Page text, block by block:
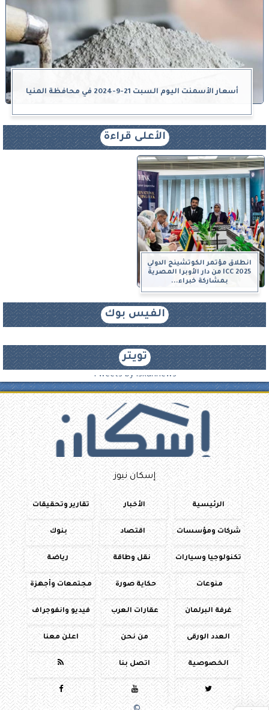
أسعار الأسمنت اليوم السبت 21-9-2024 في محافظة المنيا
الأعلى قراءة
انطلاق مؤتمر الكوتشينج الدولي
ICC 2025 من دار الأوبرا المصرية
بمشاركة خبراء...
الفيس بوك
تويتر
Tweets by iskannews
إسكان نيوز
الرئيسية الأخبار تقارير وتحقيقات
شركات ومؤسسات اقتصاد بنوك
تكنولوجيا وسيارات نقل وطاقة رياضة
منوعات حكاية صورة مجتمعات وأجهزة
غرفة البرلمان عقارات العرب فيديو وانفوجراف
العدد الورقى من نحن اعلن معنا
الخصوصية اتصل بنا 


